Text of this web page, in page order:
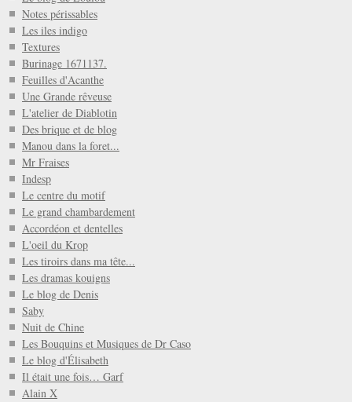
Notes périssables
Les iles indigo
Textures
Burinage 1671137.
Feuilles d'Acanthe
Une Grande rêveuse
L'atelier de Diablotin
Des brique et de blog
Manou dans la foret...
Mr Fraises
Indesp
Le centre du motif
Le grand chambardement
Accordéon et dentelles
L'oeil du Krop
Les tiroirs dans ma tête...
Les dramas kouigns
Le blog de Denis
Saby
Nuit de Chine
Les Bouquins et Musiques de Dr Caso
Le blog d'Élisabeth
Il était une fois… Garf
Alain X